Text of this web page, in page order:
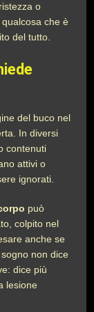
o
che è
del tutto.
del buco nel
In diversi
contenuti
attivi o
ignorati.
può
colpito nel
anche se
non dice
dice più
lesione